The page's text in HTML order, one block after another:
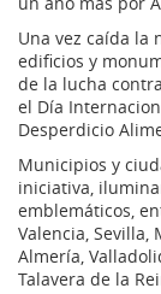
Una vez caída la
edificios y
de la lucha
el Día
Desperdicio
Municipios y
iniciativa,
emblemáticos,
Valencia, Sevilla,
Almería,
Talavera de la